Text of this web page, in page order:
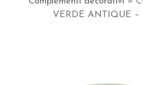
VERDE ANTIQUE –